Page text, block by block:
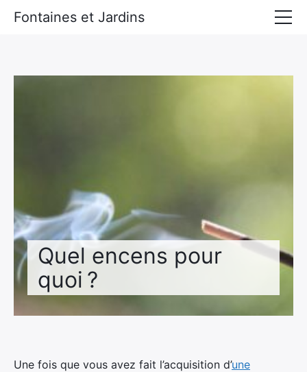
Quel encens pour
quoi ?
Une fois que vous avez fait l’acquisition d’une
Fontaines et Jardins
Tous les derniers articles